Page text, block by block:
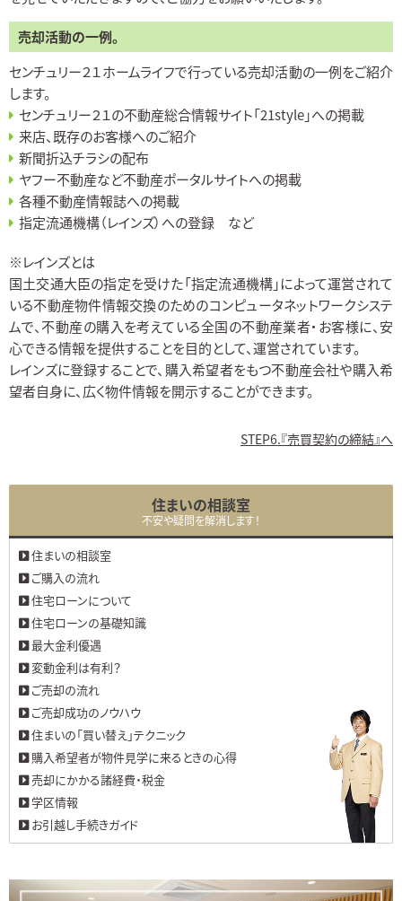
売却活動の一例。
センチュリー２１ホームライフで行っている売却活動の一例をご紹介
します。
センチュリー２１の不動産総合情報サイト「21style」への掲載
来店、既存のお客様へのご紹介
新聞折込チラシの配布
ヤフー不動産など不動産ポータルサイトへの掲載
各種不動産情報誌への掲載
指定流通機構（レインズ）への登録 など
※レインズとは
国土交通大臣の指定を受けた「指定流通機構」によって運営されて
いる不動産物件情報交換のためのコンピュータネットワークシステ
ムで、不動産の購入を考えている全国の不動産業者・お客様に、安
心できる情報を提供することを目的として、運営されています。
レインズに登録することで、購入希望者をもつ不動産会社や購入希
望者自身に、広く物件情報を開示することができます。
STEP6.『売買契約の締結』へ
住まいの相談室
不安や疑問を解消します！
住まいの相談室
ご購入の流れ
住宅ローンについて
住宅ローンの基礎知識
最大金利優遇
変動金利は有利？
ご売却の流れ
ご売却成功のノウハウ
住まいの「買い替え」テクニック
購入希望者が物件見学に来るときの心得
売却にかかる諸経費・税金
学区情報
お引越し手続きガイド